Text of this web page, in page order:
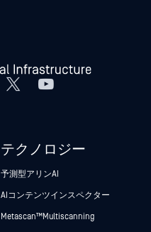
テクノロジー
予測型アリンAI
AIコンテンツインスペクター
Metascan™ Multiscanning